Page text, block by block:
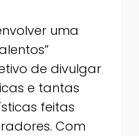
uma
de divulgar
e tantas
feitas
Com